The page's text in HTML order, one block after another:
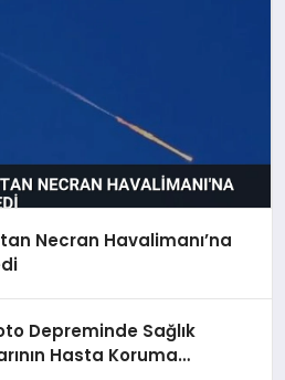
Necran Havalimanı’na
Depreminde Sağlık
Hasta Koruma